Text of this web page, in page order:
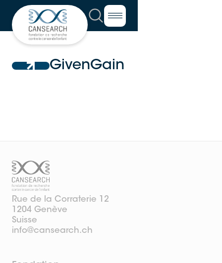
GivenGain
Rue de la Corraterie 12
1204 Genève
Suisse
info@cansearch.ch